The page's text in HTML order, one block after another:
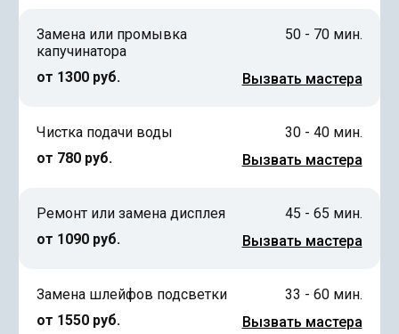
Замена или промывка
капучинатора
от 1300 руб.
50 - 70 мин.
Вызвать мастера
Чистка подачи воды
от 780 руб.
30 - 40 мин.
Вызвать мастера
Ремонт или замена дисплея
от 1090 руб.
45 - 65 мин.
Вызвать мастера
Замена шлейфов подсветки
от 1550 руб.
33 - 60 мин.
Вызвать мастера